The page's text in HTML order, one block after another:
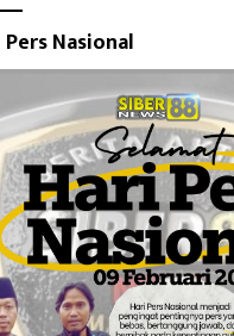
Nasional